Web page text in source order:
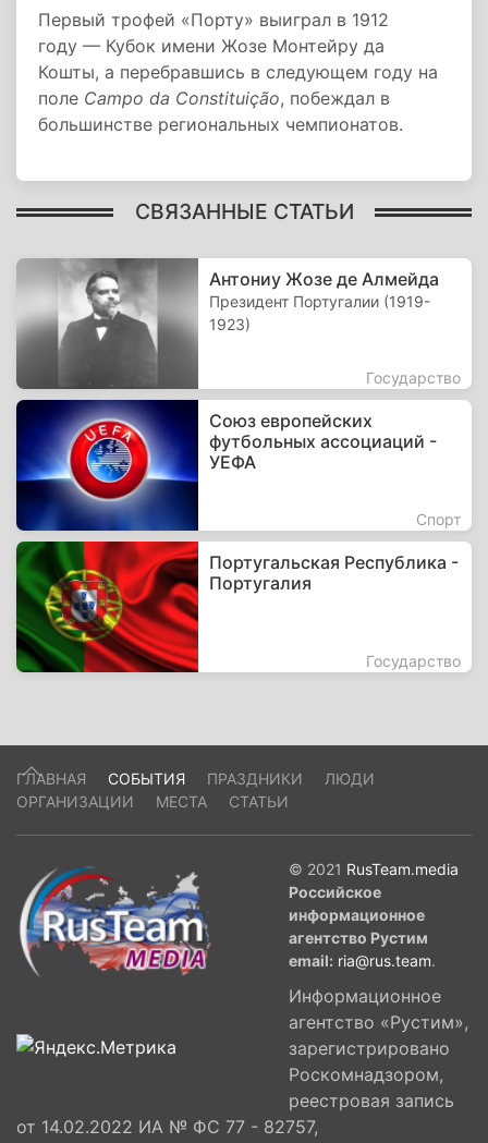
Первый трофей «Порту» выиграл в 1912
году — Кубок имени Жозе Монтейру да
Кошты, а перебравшись в следующем году на
поле Campo da Constituição, побеждал в
большинстве региональных чемпионатов.
СВЯЗАННЫЕ СТАТЬИ
Антониу Жозе де Алмейда
Президент Португалии (1919-
1923)
Государство
Союз европейских
футбольных ассоциаций -
УЕФА
Спорт
Португальская Республика -
Португалия
Государство
ГЛАВНАЯ СОБЫТИЯ ПРАЗДНИКИ
ЛЮДИ
ОРГАНИЗАЦИИ
МЕСТА СТАТЬИ
© 2021 RusTeam.media
Российское
информационное
агентство Рустим
email: ria@rus.team.
Информационное
агентство «Рустим»,
зарегистрировано
Роскомнадзором,
реестровая запись
от 14.02.2022 ИА № ФС 77 - 82757,